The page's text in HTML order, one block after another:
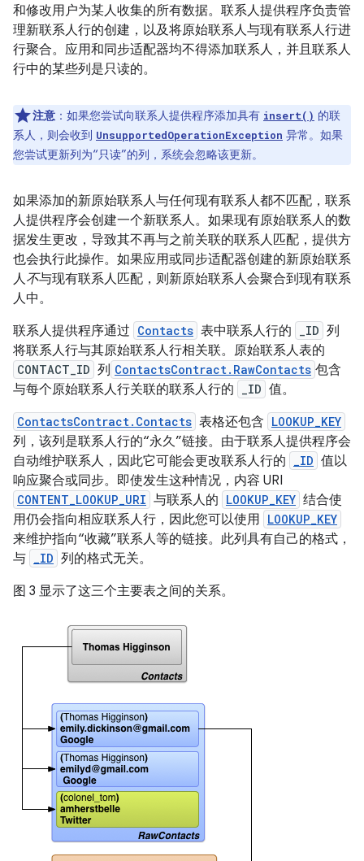
和修改用户为某人收集的所有数据。联系人提供程序负责管
理新联系人行的创建，以及将原始联系人与现有联系人行进
行聚合。应用和同步适配器均不得添加联系人，并且联系人
行中的某些列是只读的。
注意 ：如果您尝试向联系人提供程序添加具有 insert() 的联
系人，则会收到 UnsupportedOperationException 异常。如果
您尝试更新列为“只读”的列，系统会忽略该更新。
如果添加的新原始联系人与任何现有联系人都不匹配，联系
人提供程序会创建一个新联系人。如果现有原始联系人的数
据发生更改，导致其不再与之前关联的联系人匹配，提供方
也会执行此操作。如果应用或同步适配器创建的新原始联系
人不与现有联系人匹配，则新原始联系人会聚合到现有联系
人中。
联系人提供程序通过 Contacts 表中联系人行的 _ID 列
将联系人行与其原始联系人行相关联。原始联系人表的
CONTACT_ID 列 ContactsContract.RawContacts 包含
与每个原始联系人行关联的联系人行的
_ID 值。
ContactsContract.Contacts 表格还包含 LOOKUP_KEY
列，该列是联系人行的“永久”链接。由于联系人提供程序会
自动维护联系人，因此它可能会更改联系人行的 _ID 值以
响应聚合或同步。即使发生这种情况，内容 URI
CONTENT_LOOKUP_URI 与联系人的 LOOKUP_KEY 结合使
用仍会指向相应联系人行，因此您可以使用 LOOKUP_KEY
来维护指向“收藏”联系人等的链接。此列具有自己的格式，
与 _ID 列的格式无关。
图 3 显示了这三个主要表之间的关系。